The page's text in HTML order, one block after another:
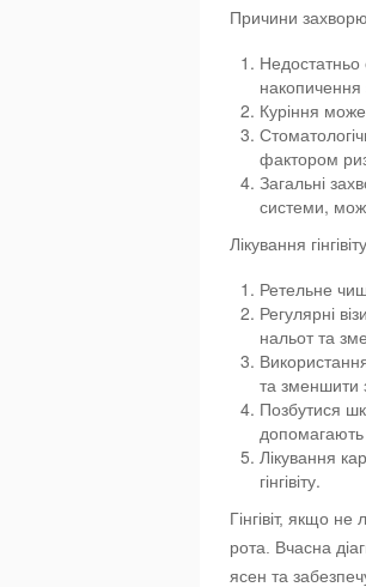
Причини
накопичення
Куріння може
фактором
Загальні
системи,
Лікування
Ретельне
Регулярні
нальот та
та зменшити
Позбутися
допомагають
Лікування
гінгівіту.
Гінгівіт, якщо
рота. Вчасна
ясен та